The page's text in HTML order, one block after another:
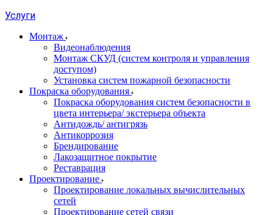
Услуги
Монтаж
Видеонаблюдения
Монтаж СКУД (систем контроля и управления
доступом)
Установка систем пожарной безопасности
Покраска оборудования
Покраска оборудования систем безопасности в
цвета интерьера/ экстерьера объекта
Антидождь/ антигрязь
Антикоррозия
Брендирование
Лакозащитное покрытие
Реставрация
Проектирование
Проектирование локальных вычислительных
сетей
Проектирование сетей связи